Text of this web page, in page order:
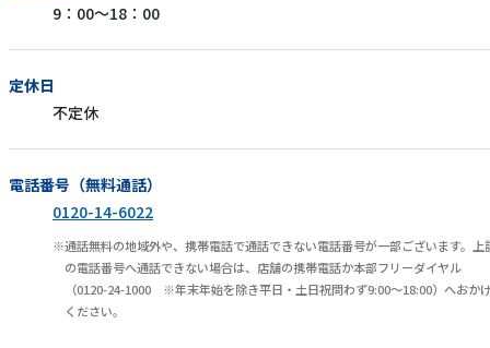
9：00～18：00
定休日
不定休
電話番号（無料通話）
0120-14-6022
通話無料の地域外や、携帯電話で通話できない電話番号が一部ございます。上
の電話番号へ通話できない場合は、店舗の携帯電話か本部フリーダイヤル
（0120-24-1000 ※年末年始を除き平日・土日祝問わず9:00～18:00）へおか
ください。